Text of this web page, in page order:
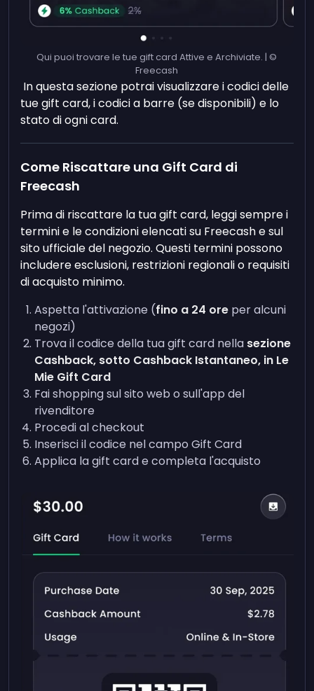
Qui puoi trovare le tue gift card Attive e Archiviate. | ©
Freecash
In questa sezione potrai visualizzare i codici delle
tue gift card, i codici a barre (se disponibili) e lo
stato di ogni card.
Come Riscattare una Gift Card di
Freecash
Prima di riscattare la tua gift card, leggi sempre i
termini e le condizioni elencati su Freecash e sul
sito ufficiale del negozio. Questi termini possono
includere esclusioni, restrizioni regionali o requisiti
di acquisto minimo.
Aspetta l'attivazione (fino a 24 ore per alcuni
negozi)
Trova il codice della tua gift card nella sezione
Cashback, sotto Cashback Istantaneo, in Le
Mie Gift Card
Fai shopping sul sito web o sull'app del
rivenditore
Procedi al checkout
Inserisci il codice nel campo Gift Card
Applica la gift card e completa l'acquisto